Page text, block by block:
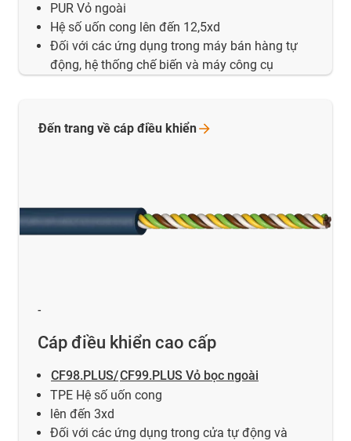
PUR Vỏ ngoài
Hệ số uốn cong lên đến 12,5xd
Đối với các ứng dụng trong máy bán hàng tự
động, hệ thống chế biến và máy công cụ
-
Cáp điều khiển cao cấp
CF98.PLUS/CF99.PLUS Vỏ bọc ngoài
TPE Hệ số uốn cong
lên đến 3xd
Đối với các ứng dụng trong cửa tự động và
Đến trang về cáp điều khiển